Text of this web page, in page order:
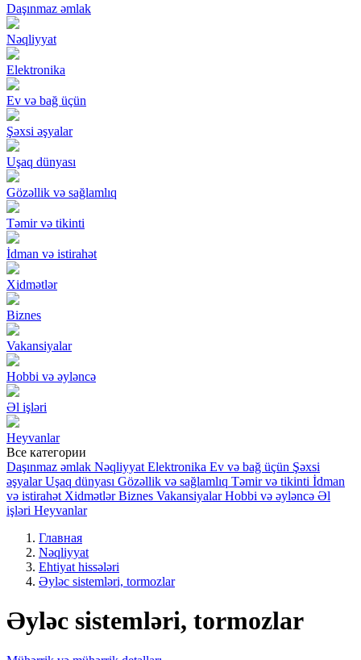
Daşınmaz əmlak
Nəqliyyat
Elektronika
Ev və bağ üçün
Şəxsi əşyalar
Uşaq dünyası
Gözəllik və sağlamlıq
Təmir və tikinti
İdman və istirahət
Xidmətlər
Biznes
Vakansiyalar
Hobbi və əyləncə
Əl işləri
Heyvanlar
Все категории
Daşınmaz əmlak Nəqliyyat Elektronika Ev və bağ üçün Şəxsi
əşyalar Uşaq dünyası Gözəllik və sağlamlıq Təmir və tikinti İdman
və istirahət Xidmətlər Biznes Vakansiyalar Hobbi və əyləncə Əl
işləri Heyvanlar
Главная
Nəqliyyat
Ehtiyat hissələri
Əyləc sistemləri, tormozlar
Əyləc sistemləri, tormozlar